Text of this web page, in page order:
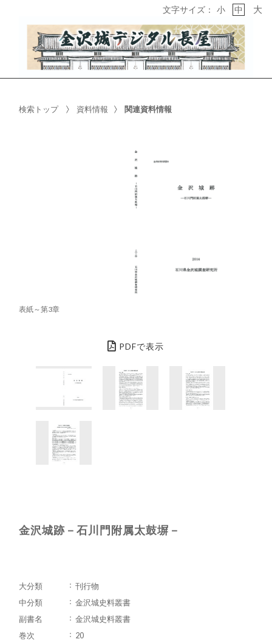
文字サイズ： 小 中 大
検索トップ 資料情報 関連資料情報
表紙～第3章
PDFで表示
金沢城跡－石川門附属太鼓塀－
大分類
刊行物
中分類
金沢城史料叢書
副書名
金沢城史料叢書
巻次
20